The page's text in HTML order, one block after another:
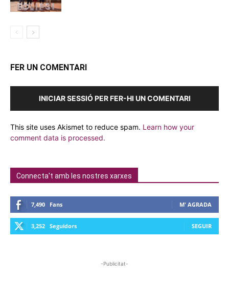
FER UN COMENTARI
INICIAR SESSIÓ PER FER-HI UN COMENTARI
This site uses Akismet to reduce spam. Learn how your
comment data is processed.
Connecta't amb les nostres xarxes
7,490 Fans M' AGRADA
3,252 Seguidors SEGUIR
-Publicitat-